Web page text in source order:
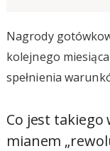
Nagrody
kolejnego
spełnienia
Co jest takiego
mianem